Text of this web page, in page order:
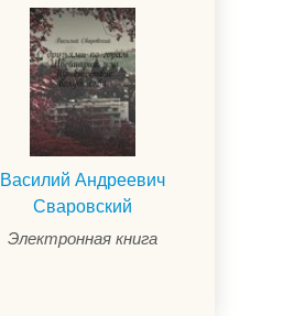
Василий Андреевич
Сваровский
Электронная книга